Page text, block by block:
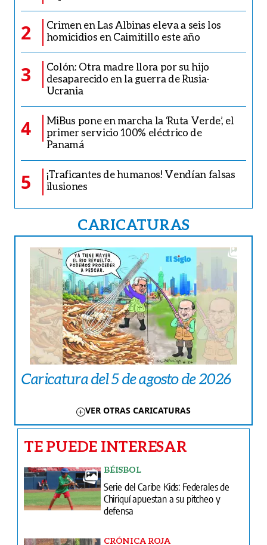
2
Crimen en Las Albinas eleva a seis los
homicidios en Caimitillo este año
3
Colón: Otra madre llora por su hijo
desaparecido en la guerra de Rusia-
Ucrania
4
MiBus pone en marcha la ‘Ruta Verde’, el
primer servicio 100% eléctrico de
Panamá
5
¡Traficantes de humanos! Vendían falsas
ilusiones
CARICATURAS
Caricatura del 5 de agosto de 2026
VER OTRAS CARICATURAS
TE PUEDE INTERESAR
BÉISBOL
Serie del Caribe Kids: Federales de
Chiriquí apuestan a su pitcheo y
defensa
CRÓNICA ROJA